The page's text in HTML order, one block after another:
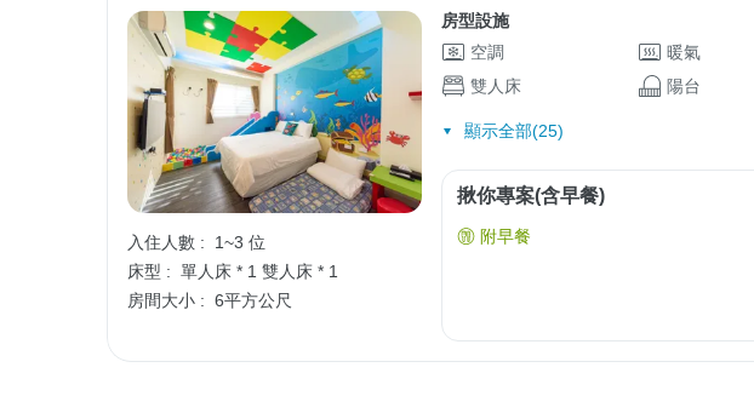
入住人數 :
1~3 位
床型 : 單人床 * 1 雙人床 * 1
房間大小 : 6平方公尺
房型設施
空調
暖氣
雙人床
陽台
顯示全部(25)
揪你專案(含早餐)
附早餐